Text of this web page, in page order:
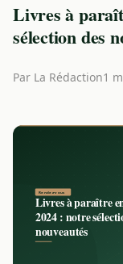
Livres à
sélection des
Par La Rédaction1